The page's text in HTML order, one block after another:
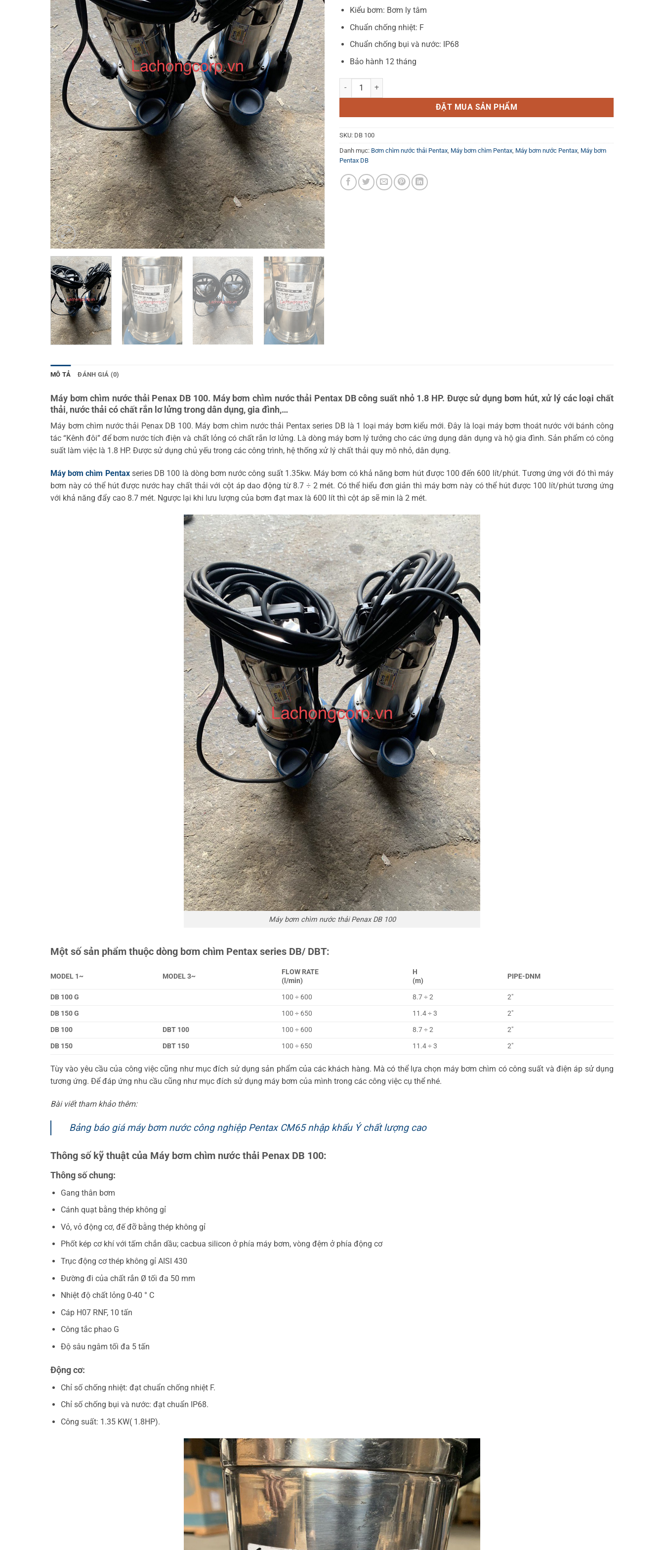
Kiểu bơm: Bơm ly tâm
Chuẩn chống nhiệt: F
Chuẩn chống bụi và nước: IP68
Bảo hành 12 tháng
Máy bơm chìm nước thải Penax DB 100 số lượng
ĐẶT MUA SẢN PHẨM
SKU: DB 100
Danh mục: Bơm chìm nước thải Pentax Máy bơm chìm Pentax Máy bơm nước Pentax Máy bơm
Pentax DB
MÔ TẢ ĐÁNH GIÁ (0)
Máy bơm chìm nước thải Penax DB 100. Máy bơm chìm nước thải Pentax DB công suất nhỏ 1.8 HP. Được sử dụng bơm hút, xử lý các loại chất
thải, nước thải có chất rắn lơ lửng trong dân dụng, gia đình,…
Máy bơm chìm nước thải Penax DB 100. Máy bơm chìm nước thải Pentax series DB là 1 loại máy bơm kiểu mới. Đây là loại máy bơm thoát nước với bánh công
tác “Kênh đôi” để bơm nước tích điện và chất lỏng có chất rắn lơ lửng. Là dòng máy bơm lý tưởng cho các ứng dụng dân dụng và hộ gia đình. Sản phẩm có công
suất làm việc là 1.8 HP. Được sử dụng chủ yếu trong các công trình, hệ thống xử lý chất thải quy mô nhỏ, dân dụng.
Máy bơm chìm Pentaxseries DB 100 là dòng bơm nước công suất 1.35kw. Máy bơm có khả năng bơm hút được 100 đến 600 lít/phút. Tương ứng với đó thì máy
bơm này có thể hút được nước hay chất thải với cột áp dao động từ 8.7 ÷ 2 mét. Có thể hiểu đơn giản thì máy bơm này có thể hút được 100 lít/phút tương ứng
với khả năng đẩy cao 8.7 mét. Ngược lại khi lưu lượng của bơm đạt max là 600 lít thì cột áp sẽ min là 2 mét.
Máy bơm chìm nước thải Penax DB 100
Một số sản phẩm thuộc dòng bơm chìm Pentax series DB/ DBT:
MODEL 1~ MODEL 3~
FLOW RATE
(l/min)
H
(m)
PIPE-DNM
DB 100 G 100 ÷ 600 8.7 ÷ 2
2″
DB 150 G
100 ÷ 650 11.4 ÷ 3
2″
DB 100
DBT 100 100 ÷ 600 8.7 ÷ 2
2″
DB 150
DBT 150 100 ÷ 650 11.4 ÷ 3 2″
Tùy vào yêu cầu của công việc cũng như mục đích sử dụng sản phẩm của các khách hàng. Mà có thể lựa chọn máy bơm chìm có công suất và điện áp sử dụng
tương ứng. Để đáp ứng nhu cầu cũng như mục đích sử dụng máy bơm của mình trong các công việc cụ thể nhé.
Bài viết tham khảo thêm:
Bảng báo giá máy bơm nước công nghiệp Pentax CM65 nhập khẩu Ý chất lượng cao
Thông số kỹ thuật của Máy bơm chìm nước thải Penax DB 100:
Thông số chung:
Gang thân bơm
Cánh quạt bằng thép không gỉ
Vỏ, vỏ động cơ, đế đỡ bằng thép không gỉ
Phốt kép cơ khí với tấm chắn dầu; cacbua silicon ở phía máy bơm, vòng đệm ở phía động cơ
Trục động cơ thép không gỉ AISI 430
Đường đi của chất rắn Ø tối đa 50 mm
Nhiệt độ chất lỏng 0-40 ° C
Cáp H07 RNF, 10 tấn
Công tắc phao G
Độ sâu ngâm tối đa 5 tấn
Động cơ:
Chỉ số chống nhiệt: đạt chuẩn chống nhiệt F.
Chỉ số chống bụi và nước: đạt chuẩn IP68.
Công suất: 1.35 KW( 1.8HP).